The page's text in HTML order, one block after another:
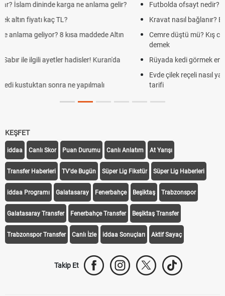
Futbolda ofsayt nedir? Ofsayt nasıl anlatılır?
Kravat nasıl bağlanır? En kolay kravat bağlama yöntemi
Cemre düştü mü? Kış cemresi ne zaman düşer? Cemre düştü ne
Rüyada kedi görmek en anlama geliyor? Kedi rüya tabiri
Evde çilek reçeli nasıl yapılır? Kimsenin bilmediği farklı çilek reçeli
tarifi
KEŞFET
iddaa Canlı Skor Puan Durumu Canlı Anlatım At Yarışı
Transfer Haberleri TV'de Bugün Süper Lig Fikstür Süper Lig Haberleri
iddaa Programı Galatasaray Fenerbahçe Beşiktaş Trabzonspor
Galatasaray Transfer Fenerbahçe Transfer Beşiktaş Transfer
Trabzonspor Transfer Canlı İzle iddaa Sonuçları Aktif Sayaç
Takip Et